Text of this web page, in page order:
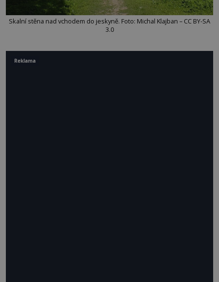
Skalní stěna nad vchodem do jeskyně. Foto: Michal Klajban – CC BY-SA
3.0
Reklama